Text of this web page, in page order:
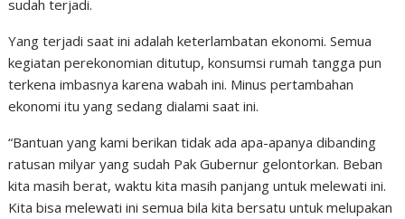
sudah terjadi.
Yang terjadi saat ini adalah keterlambatan ekonomi. Semua
kegiatan perekonomian ditutup, konsumsi rumah tangga pun
terkena imbasnya karena wabah ini. Minus pertambahan
ekonomi itu yang sedang dialami saat ini.
“Bantuan yang kami berikan tidak ada apa-apanya dibanding
ratusan milyar yang sudah Pak Gubernur gelontorkan. Beban
kita masih berat, waktu kita masih panjang untuk melewati ini.
Kita bisa melewati ini semua bila kita bersatu untuk melupakan